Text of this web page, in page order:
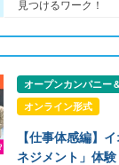
見つけるワーク！
オープンカンパニー
オンライン形式
【仕事体感編】
ネジメント」体験